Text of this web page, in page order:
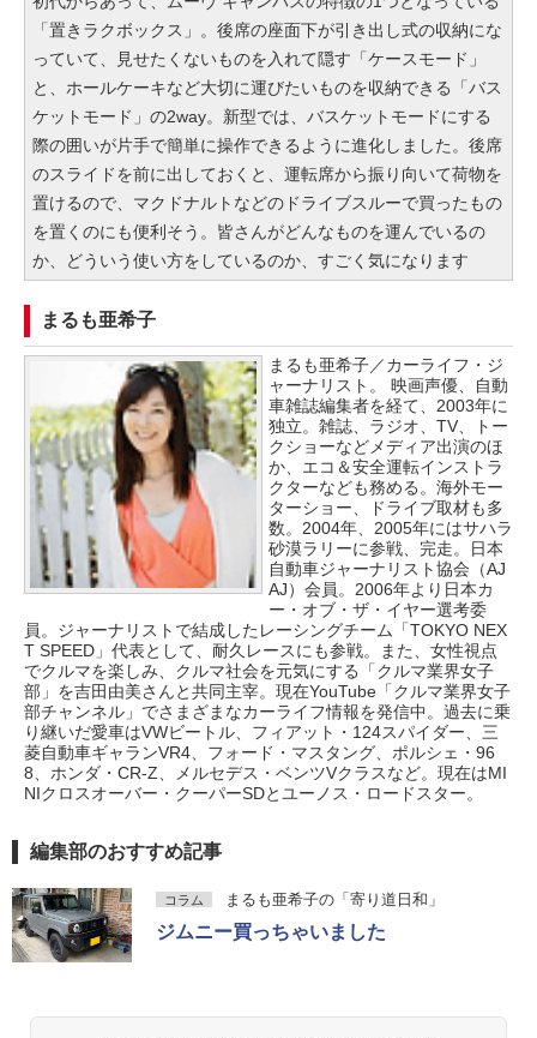
「置きラクボックス」。後席の座面下が引き出し式の収納にな
っていて、見せたくないものを入れて隠す「ケースモード」
と、ホールケーキなど大切に運びたいものを収納できる「バス
ケットモード」の2way。新型では、バスケットモードにする
際の囲いが片手で簡単に操作できるように進化しました。後席
のスライドを前に出しておくと、運転席から振り向いて荷物を
置けるので、マクドナルトなどのドライブスルーで買ったもの
を置くのにも便利そう。皆さんがどんなものを運んでいるの
か、どういう使い方をしているのか、すごく気になります
まるも亜希子
まるも亜希子／カーライフ・ジ
ャーナリスト。 映画声優、自動
車雑誌編集者を経て、2003年に
独立。雑誌、ラジオ、TV、トー
クショーなどメディア出演のほ
か、エコ＆安全運転インストラ
クターなども務める。海外モー
ターショー、ドライブ取材も多
数。2004年、2005年にはサハラ
砂漠ラリーに参戦、完走。日本
自動車ジャーナリスト協会（AJ
AJ）会員。2006年より日本カ
ー・オブ・ザ・イヤー選考委
員。ジャーナリストで結成したレーシングチーム「TOKYO NEX
T SPEED」代表として、耐久レースにも参戦。また、女性視点
でクルマを楽しみ、クルマ社会を元気にする「クルマ業界女子
部」を吉田由美さんと共同主宰。現在YouTube「クルマ業界女子
部チャンネル」でさまざまなカーライフ情報を発信中。過去に乗
り継いだ愛車はVWビートル、フィアット・124スパイダー、三
菱自動車ギャランVR4、フォード・マスタング、ポルシェ・96
8、ホンダ・CR-Z、メルセデス・ベンツVクラスなど。現在はMI
NIクロスオーバー・クーパーSDとユーノス・ロードスター。
編集部のおすすめ記事
コラム まるも亜希子の「寄り道日和」
ジムニー買っちゃいました